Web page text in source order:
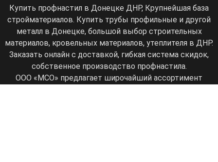
Купить профнастил в Донецке ДНР, Крупнейшая база
стройматериалов. Купить трубы профильные и другой
металл в Донецке, большой выбор строительных
материалов, кровельных материалов, утеплителя в ДНР.
Заказать онлайн с доставкой, гибкая система скидок,
собственное производство профнастила.
ООО «МСО» предлагает широчайший ассортимент